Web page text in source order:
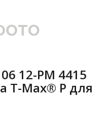
12-PM 4415
T-Max® P для